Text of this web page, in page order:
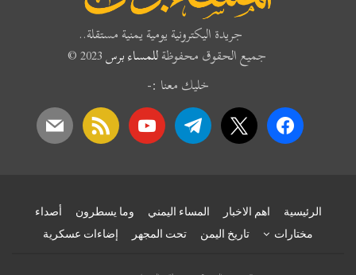
جريدة اليكترونية يومية يمنية مستقلة..
الحقوق محفوظةللمساء برس2023 ©
telegram
youtube
rss
mail
اهم الاخبار المساء اليمني وما يسطرون
أصداء
تاريخ اليمن تحت المجهر إضاءات عسكرية